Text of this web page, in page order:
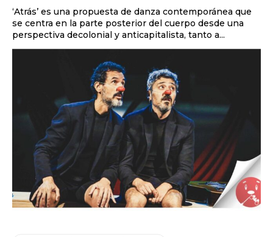
‘Atrás’ es una propuesta de danza contemporánea que
se centra en la parte posterior del cuerpo desde una
perspectiva decolonial y anticapitalista, tanto a...